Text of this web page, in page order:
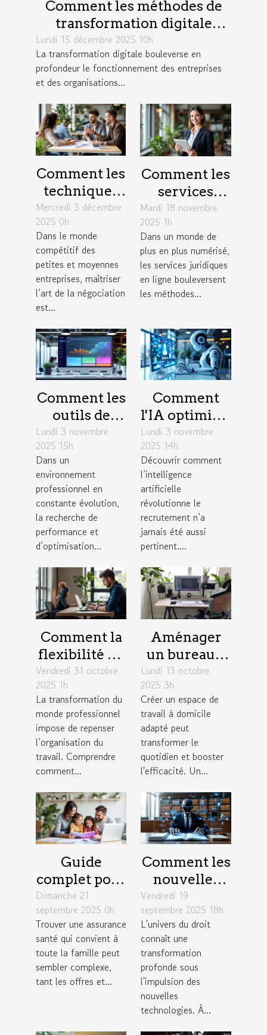
Comment les méthodes de
transformation digitale
influencent-elles la
productivité?
Lundi 15 décembre 2025 10h
La transformation digitale bouleverse en
profondeur le fonctionnement des entreprises
et des organisations...
Comment les
techniques
de
négociation
influencent-
elles le
succès des
PME ?
Mercredi 3 décembre
2025 0h
Dans le monde
compétitif des
petites et moyennes
entreprises, maîtriser
l’art de la négociation
est...
Comment les
services
juridiques en
ligne
modernisent-
ils l'accès à la
justice ?
Mardi 18 novembre
2025 1h
Dans un monde de
plus en plus numérisé,
les services juridiques
en ligne bouleversent
les méthodes...
Comment les
outils de
gestion de
projet
favorisent
l'efficacité en
entreprise ?
Lundi 3 novembre
2025 15h
Dans un
environnement
professionnel en
constante évolution,
la recherche de
performance et
d’optimisation...
Comment
l'IA optimise-
t-elle les
stratégies de
recrutement
Lundi 3 novembre
2025 14h
Découvrir comment
l’intelligence
artificielle
révolutionne le
recrutement n’a
jamais été aussi
pertinent....
Comment la
flexibilité du
travail
influence la
productivité
des équipes ?
Vendredi 31 octobre
2025 1h
La transformation du
monde professionnel
impose de repenser
l’organisation du
travail. Comprendre
comment...
Aménager
un bureau à
domicile :
astuces pour
combiner
confort et
productivité
Lundi 13 octobre
2025 3h
Créer un espace de
travail à domicile
adapté peut
transformer le
quotidien et booster
l'efficacité. Un...
Guide
complet pour
choisir une
assurance
santé adaptée
aux familles
Dimanche 21
septembre 2025 0h
Trouver une assurance
santé qui convient à
toute la famille peut
sembler complexe,
tant les offres et...
Comment les
nouvelles
technologies
redéfinissent
la pratique
du droit ?
Vendredi 19
septembre 2025 18h
L'univers du droit
connaît une
transformation
profonde sous
l'impulsion des
nouvelles
technologies. À...